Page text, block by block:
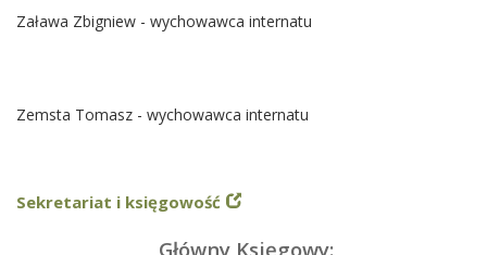
Zaława Zbigniew - wychowawca internatu
Zemsta Tomasz - wychowawca internatu
Sekretariat i księgowość
Główny Księgowy: